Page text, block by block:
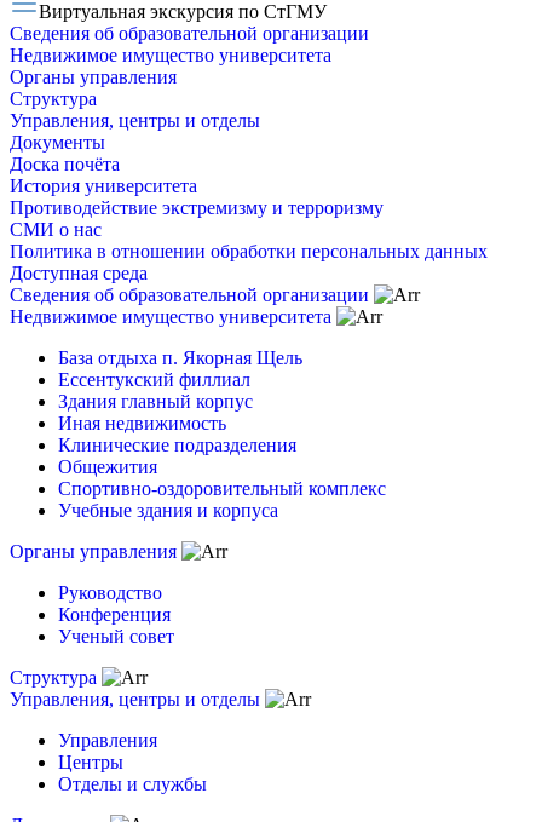
Виртуальная экскурсия по СтГМУ
Сведения об образовательной организации
Недвижимое имущество университета
Органы управления
Структура
Управления, центры и отделы
Документы
Доска почёта
История университета
Противодействие экстремизму и терроризму
СМИ о нас
Политика в отношении обработки персональных данных
Доступная среда
Сведения об образовательной организации
Недвижимое имущество университета
База отдыха п. Якорная Щель
Ессентукский филлиал
Здания главный корпус
Иная недвижимость
Клинические подразделения
Общежития
Спортивно-оздоровительный комплекс
Учебные здания и корпуса
Органы управления
Руководство
Конференция
Ученый совет
Структура
Управления, центры и отделы
Управления
Центры
Отделы и службы